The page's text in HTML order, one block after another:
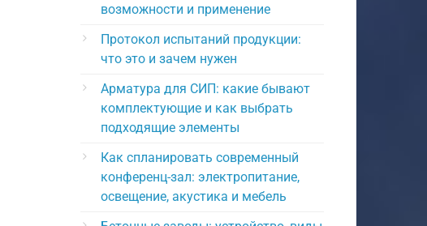
возможности и применение
Протокол испытаний продукции:
что это и зачем нужен
Арматура для СИП: какие бывают
комплектующие и как выбрать
подходящие элементы
Как спланировать современный
конференц-зал: электропитание,
освещение, акустика и мебель